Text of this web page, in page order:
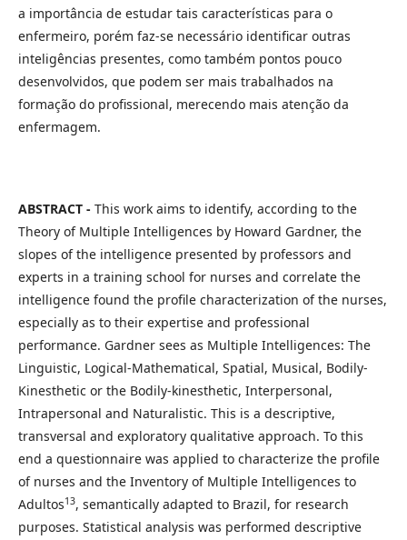
a importância de estudar tais características para o
enfermeiro, porém faz-se necessário identificar outras
inteligências presentes, como também pontos pouco
desenvolvidos, que podem ser mais trabalhados na
formação do profissional, merecendo mais atenção da
enfermagem.
ABSTRACT - This work aims to identify, according to the
Theory of Multiple Intelligences by Howard Gardner, the
slopes of the intelligence presented by professors and
experts in a training school for nurses and correlate the
intelligence found the profile characterization of the nurses,
especially as to their expertise and professional
performance. Gardner sees as Multiple Intelligences: The
Linguistic, Logical-Mathematical, Spatial, Musical, Bodily-
Kinesthetic or the Bodily-kinesthetic, Interpersonal,
Intrapersonal and Naturalistic. This is a descriptive,
transversal and exploratory qualitative approach. To this
end a questionnaire was applied to characterize the profile
of nurses and the Inventory of Multiple Intelligences to
Adultos13, semantically adapted to Brazil, for research
purposes. Statistical analysis was performed descriptive